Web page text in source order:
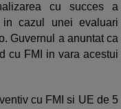
cu succes a
cazul unei evaluari
Guvernul a anuntat ca
cu FMI in vara acestui
cu FMI si UE de 5